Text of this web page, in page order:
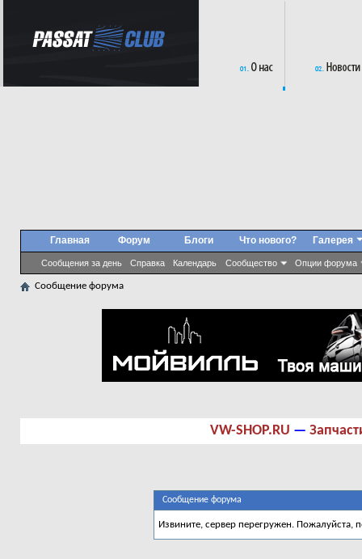
Главная Форум
Сообщения за день Справка Календарь Сообщество Опции форума
Блоги Что нового? Галерея
Сообщение форума
VW-SHOP.RU —
Сообщение форума
Извините, сервер перегружен. Пожалуйста,